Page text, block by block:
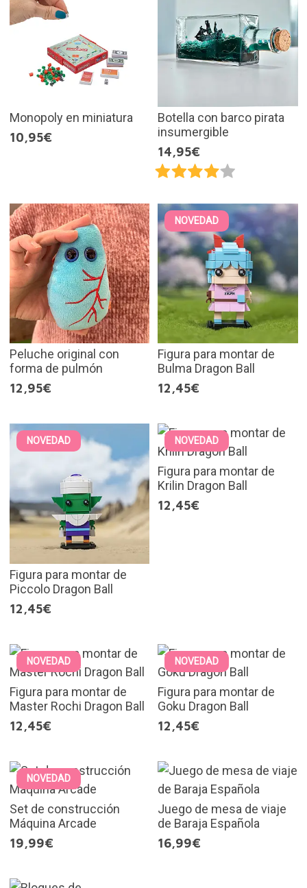
Monopoly en miniatura
10,95€
Botella con barco pirata
insumergible
14,95€
Peluche original con
forma de pulmón
12,95€
NOVEDAD
Figura para montar de
Bulma Dragon Ball
12,45€
NOVEDAD
Figura para montar de
Piccolo Dragon Ball
12,45€
NOVEDAD
Figura para montar de
Krilin Dragon Ball
12,45€
NOVEDAD
Figura para montar de
Master Rochi Dragon Ball
12,45€
NOVEDAD
Figura para montar de
Goku Dragon Ball
12,45€
NOVEDAD
Set de construcción
Máquina Arcade
19,99€
Juego de mesa de viaje
de Baraja Española
16,99€